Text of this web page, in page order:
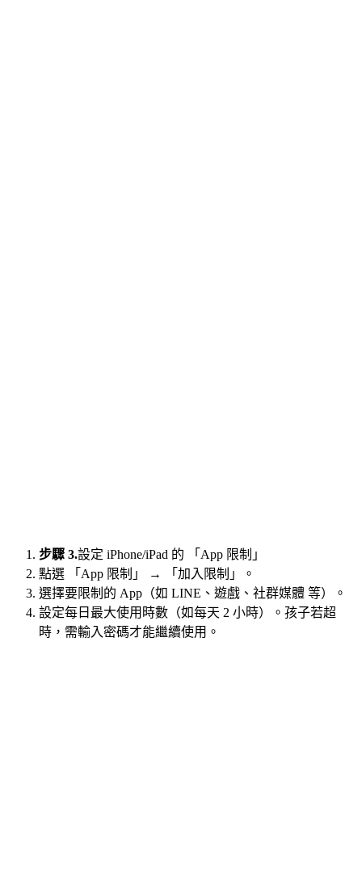
步驟 3.設定 iPhone/iPad 的 「App 限制」
點選 「App 限制」 → 「加入限制」。
選擇要限制的 App（如 LINE、遊戲、社群媒體 等）。
設定每日最大使用時數（如每天 2 小時）。孩子若超
時，需輸入密碼才能繼續使用。